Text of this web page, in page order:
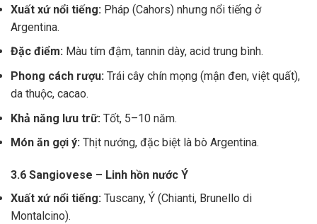
Xuất xứ nổi tiếng: Pháp (Cahors) nhưng nổi tiếng ở
Argentina.
Đặc điểm: Màu tím đậm, tannin dày, acid trung bình.
Phong cách rượu: Trái cây chín mọng (mận đen, việt quất),
da thuộc, cacao.
Khả năng lưu trữ: Tốt, 5–10 năm.
Món ăn gợi ý: Thịt nướng, đặc biệt là bò Argentina.
3.6 Sangiovese – Linh hồn nước Ý
Xuất xứ nổi tiếng: Tuscany, Ý (Chianti, Brunello di
Montalcino).